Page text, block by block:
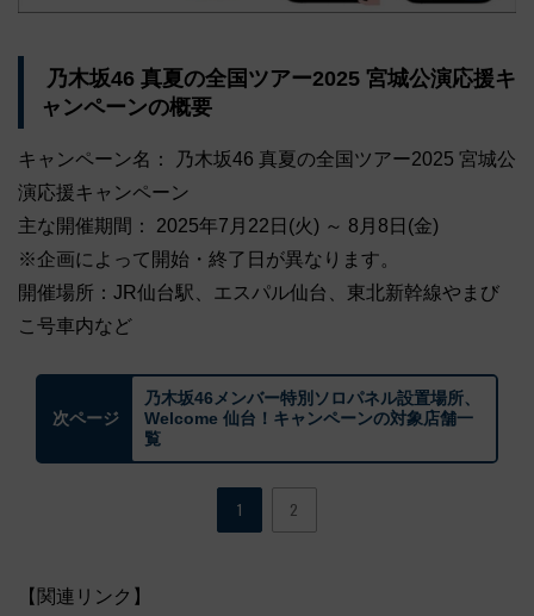
乃木坂46 真夏の全国ツアー2025 宮城公演応援キ
ャンペーンの概要
キャンペーン名： 乃木坂46 真夏の全国ツアー2025 宮城公
演応援キャンペーン
主な開催期間： 2025年7月22日(火) ～ 8月8日(金)
※企画によって開始・終了日が異なります。
開催場所：JR仙台駅、エスパル仙台、東北新幹線やまび
こ号車内など
次ページ
乃木坂46メンバー特別ソロパネル設置場所、
Welcome 仙台！キャンペーンの対象店舗一
覧
1 2
【関連リンク】